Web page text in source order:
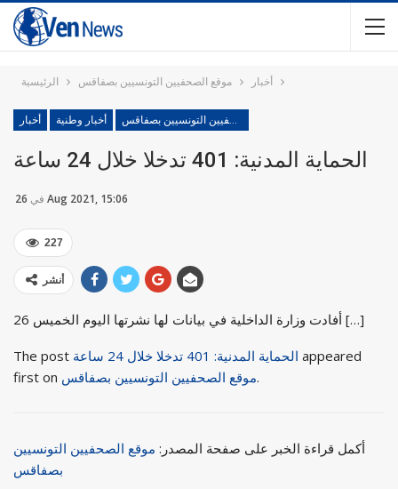
الرئيسية موقع الصحفيين التونسيين بصفاقس أخبار
أخبار أخبار وطنية موقع الصحفيين التونسيين بصفاقس
الحماية المدنية: 401 تدخلا خلال 24 ساعة
في 26 Aug 2021, 15:06
227
أنشر
أفادت وزارة الداخلية في بيانات لها نشرتها اليوم الخميس 26 […]
The post الحماية المدنية: 401 تدخلا خلال 24 ساعة appeared
first on موقع الصحفيين التونسيين بصفاقس.
أكمل قراءة الخبر على صفحة المصدر: موقع الصحفيين التونسيين
بصفاقس